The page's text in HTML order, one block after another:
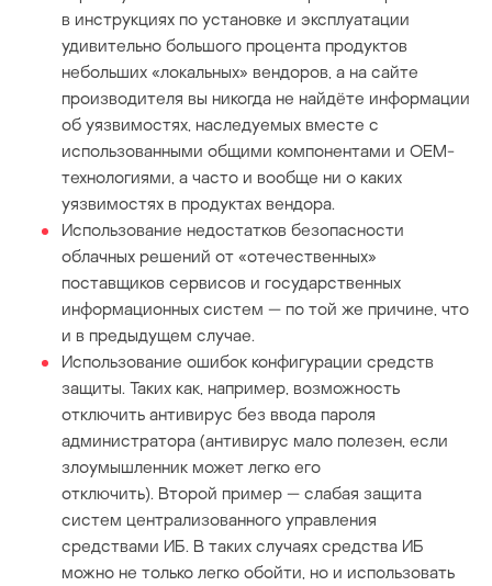
в инструкциях по установке и эксплуатации
удивительно большого процента продуктов
небольших «локальных» вендоров, а на сайте
производителя вы никогда не найдёте информации
об уязвимостях, наследуемых вместе с
использованными общими компонентами и OEM-
технологиями, а часто и вообще ни о каких
уязвимостях в продуктах вендора.
Использование недостатков безопасности
облачных решений от «отечественных»
поставщиков сервисов и государственных
информационных систем — по той же причине, что
и в предыдущем случае.
Использование ошибок конфигурации средств
защиты. Таких как, например, возможность
отключить антивирус без ввода пароля
администратора (антивирус мало полезен, если
злоумышленник может легко его
отключить). Второй пример — слабая защита
систем централизованного управления
средствами ИБ. В таких случаях средства ИБ
можно не только легко обойти, но и использовать